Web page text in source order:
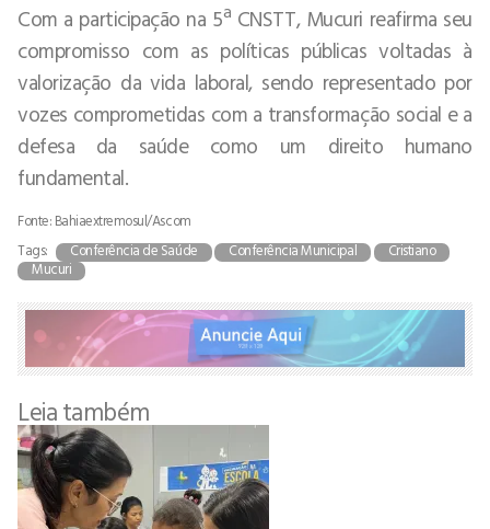
Com a participação na 5ª CNSTT, Mucuri reafirma seu
compromisso com as políticas públicas voltadas à
valorização da vida laboral, sendo representado por
vozes comprometidas com a transformação social e a
defesa da saúde como um direito humano
fundamental.
Fonte: Bahiaextremosul/Ascom
Tags:
Conferência de Saúde Conferência Municipal
Cristiano
Mucuri
Leia também